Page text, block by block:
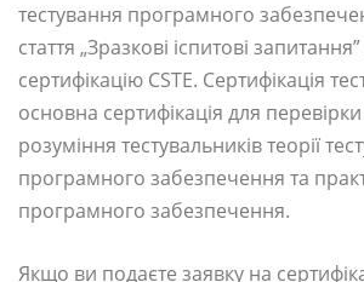
тестування програмного
стаття „Зразкові іспитові
сертифікацію CSTE. Сертифікація
основна сертифікація для
розуміння тестувальників теорії
програмного забезпечення та
програмного забезпечення.
Якщо ви подаєте заявку на